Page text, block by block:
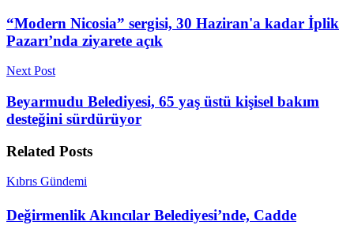
“Modern Nicosia” sergisi, 30 Haziran'a kadar İplik
Pazarı’nda ziyarete açık
Next Post
Beyarmudu Belediyesi, 65 yaş üstü kişisel bakım
desteğini sürdürüyor
Related Posts
Kıbrıs Gündemi
Değirmenlik Akıncılar Belediyesi’nde, Cadde